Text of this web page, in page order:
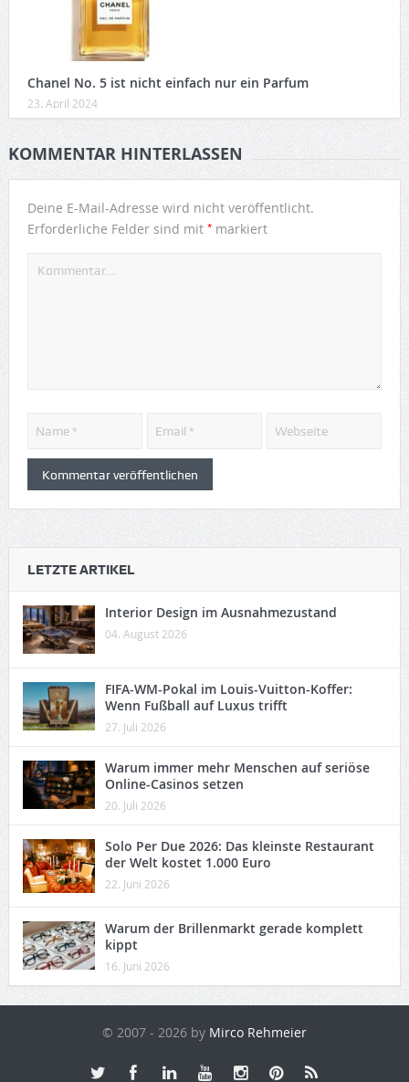
Chanel No. 5 ist nicht einfach nur ein Parfum
23. April 2024
KOMMENTAR HINTERLASSEN
Deine E-Mail-Adresse wird nicht veröffentlicht.
Erforderliche Felder sind mit *markiert
LETZTE ARTIKEL
Interior Design im Ausnahmezustand
04. August 2026
FIFA-WM-Pokal im Louis-Vuitton-Koffer:
Wenn Fußball auf Luxus trifft
27. Juli 2026
Warum immer mehr Menschen auf seriöse
Online-Casinos setzen
20. Juli 2026
Solo Per Due 2026: Das kleinste Restaurant
der Welt kostet 1.000 Euro
22. Juni 2026
Warum der Brillenmarkt gerade komplett
kippt
16. Juni 2026
© 2007 - 2026 by Mirco Rehmeier